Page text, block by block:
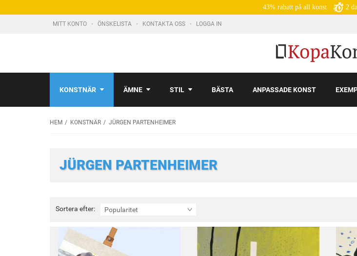
43% rabatt på all konst 2
MITT KONTO ÖNSKELISTA KONTAKTA OSS LOGGA IN
KONSTNÄR ÄMNE STIL BÄSTA ANPASSADE KONST
HEM KONSTNÄR JÜRGEN PARTENHEIMER
JÜRGEN PARTENHEIMER
Sortera efter: Popularitet
Sortera
efter: